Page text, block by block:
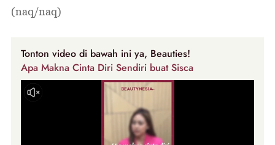
(naq/naq)
Tonton video di bawah ini ya, Beauties!
Apa Makna Cinta Diri Sendiri buat Sisca